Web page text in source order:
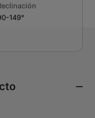
149°